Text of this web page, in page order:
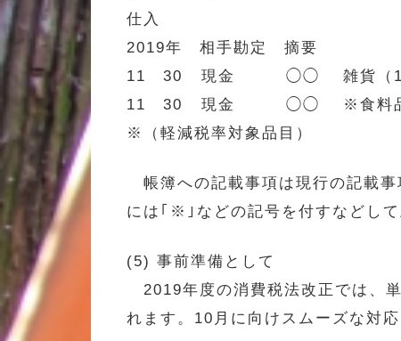
仕入 （税
2019年 相手勘定
11 30 現金 ◯◯ 雑貨（
11 30 現金 ◯◯ ※食料品（
※（軽減税率対象品目）
帳簿への記載事項は現行の記載事
には｢※｣などの記号を付すなどし
(5) 事前準備として
2019年度の消費税法改正では、
れます。10月に向けスムーズな対